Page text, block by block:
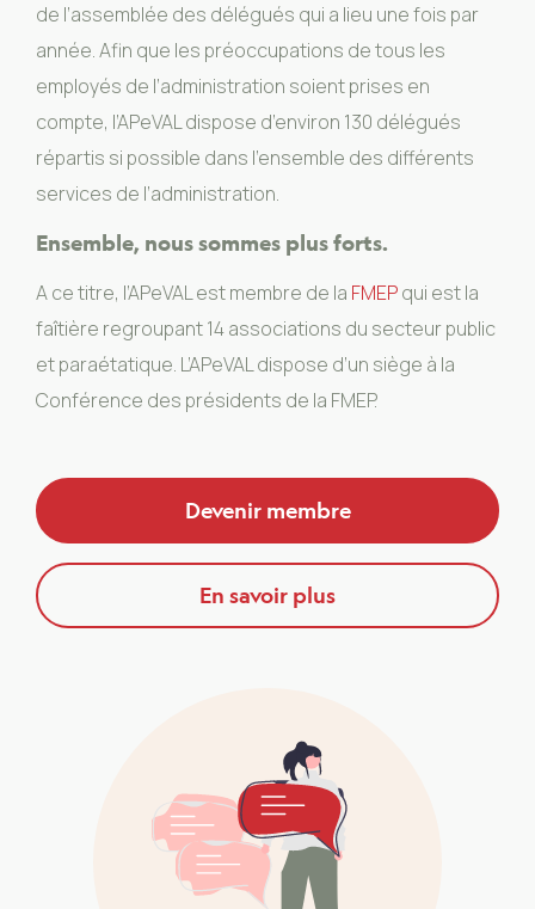
de l’assemblée des délégués qui a lieu une fois par
année. Afin que les préoccupations de tous les
employés de l’administration soient prises en
compte, l’APeVAL dispose d’environ 130 délégués
répartis si possible dans l’ensemble des différents
services de l’administration.
Ensemble, nous sommes plus forts.
A ce titre, l’APeVAL est membre de la FMEPqui est la
faîtière regroupant 14 associations du secteur public
et paraétatique. L’APeVAL dispose d’un siège à la
Conférence des présidents de la FMEP.
Devenir membre
En savoir plus